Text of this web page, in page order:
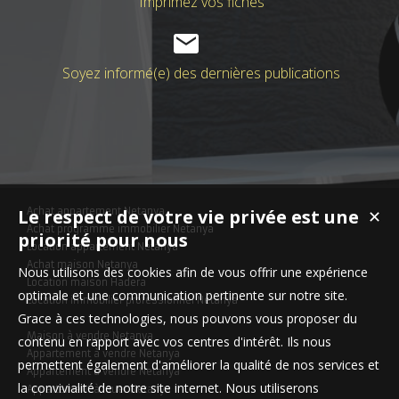
Soyez informé(e) des dernières publications
Achat appartement Netanya
Achat programme immobilier Netanya
Location appartement Netanya
Achat maison Netanya
Location maison Hadera
Location immobilier professionnel Netanya
Maison à vendre Netanya
Appartement à vendre Netanya
Appartement à vendre Netanya
Appartement à louer Netanya
✕
Le respect de votre vie privée est une
priorité pour nous
Nous utilisons des cookies afin de vous offrir une expérience
optimale et une communication pertinente sur notre site.
Grace à ces technologies, nous pouvons vous proposer du
contenu en rapport avec vos centres d'intérêt. Ils nous
permettent également d'améliorer la qualité de nos services et
la convivialité de notre site internet. Nous utiliserons